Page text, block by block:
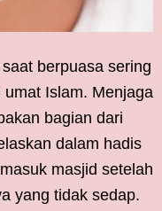
berpuasa sering
Islam. Menjaga
bagian dari
dalam hadis
masjid setelah
yang tidak sedap.